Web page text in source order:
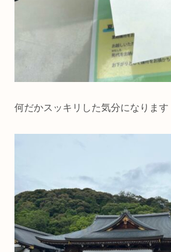
何だかスッキリした気分になります